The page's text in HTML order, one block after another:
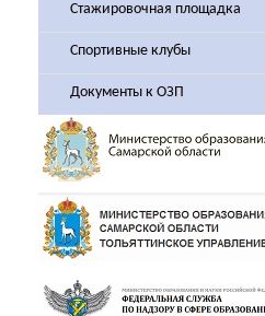
Стажировочная площадка
Спортивные клубы
Документы к ОЗП